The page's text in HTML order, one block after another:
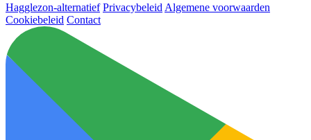
Hagglezon-alternatief Privacybeleid Algemene voorwaarden
Cookiebeleid Contact